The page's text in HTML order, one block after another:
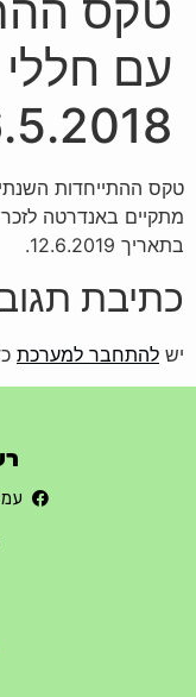
עם
טקס ההתייחדות
מתקיים באנדרטה
בתאריך 12.6.2019.
כתיבת
יש להתחבר למערכת